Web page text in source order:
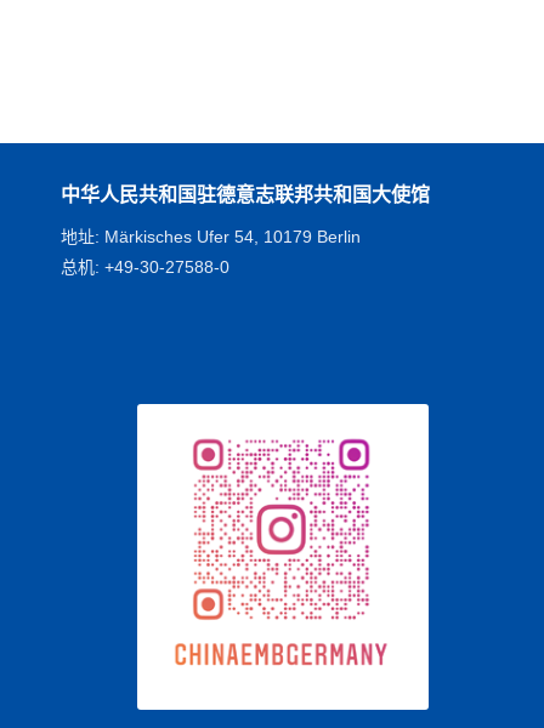
中华人民共和国驻德意志联邦共和国大使馆
地址: Märkisches Ufer 54, 10179 Berlin
总机: +49-30-27588-0